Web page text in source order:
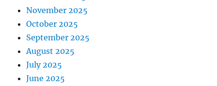
November 2025
October 2025
September 2025
August 2025
July 2025
June 2025